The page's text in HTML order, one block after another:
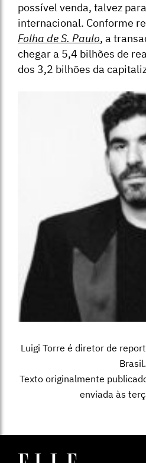
possível venda, talvez
internacional. Conforme
Folha de S. Paulo, a
chegar a 5,4 bilhões de
dos 3,2 bilhões da
Luigi Torre é diretor de
Brasil.
Texto originalmente
enviada às